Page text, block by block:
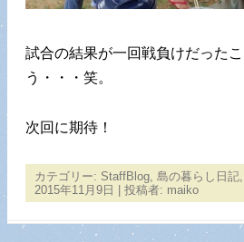
試合の結果が一回戦負けだった
う・・・笑。
次回に期待！
カテゴリー: StaffBlog, 島の暮らし日記,
2015年11月9日
投稿者: maiko